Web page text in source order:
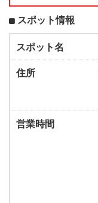
スポット情報
スポット名
住所
営業時間